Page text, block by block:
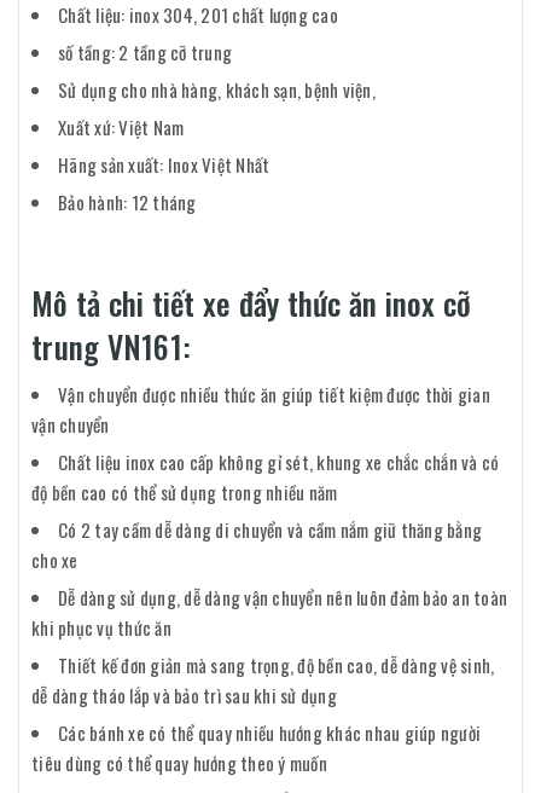
Chất liệu: inox 304, 201 chất lượng cao
số tầng: 2 tầng cỡ trung
Sử dụng cho nhà hàng, khách sạn, bệnh viện,
Xuất xứ: Việt Nam
Hãng sản xuất: Inox Việt Nhất
Bảo hành: 12 tháng
Mô tả chi tiết xe đẩy thức ăn inox cỡ
trung VN161:
Vận chuyển được nhiều thức ăn giúp tiết kiệm được thời gian
vận chuyển
Chất liệu inox cao cấp không gỉ sét, khung xe chắc chắn và có
độ bền cao có thể sử dụng trong nhiều năm
Có 2 tay cầm dễ dàng di chuyển và cầm nắm giữ thăng bằng
cho xe
Dễ dàng sử dụng, dễ dàng vận chuyển nên luôn đảm bảo an toàn
khi phục vụ thức ăn
Thiết kế đơn giản mà sang trọng, độ bền cao, dễ dàng vệ sinh,
dễ dàng tháo lắp và bảo trì sau khi sử dụng
Các bánh xe có thể quay nhiều hướng khác nhau giúp người
tiêu dùng có thể quay hướng theo ý muốn